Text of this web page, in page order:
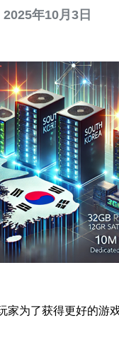
2025年10月3日
家为了获得更好的游